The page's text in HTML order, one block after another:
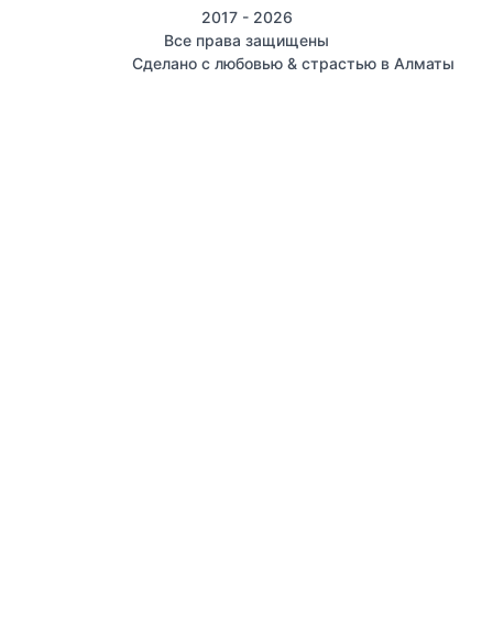
2017 - 2026
Все права защищены
Сделано с любовью & страстью в Алматы